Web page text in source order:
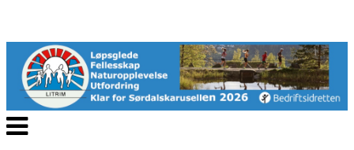
Veksle
navigasjon